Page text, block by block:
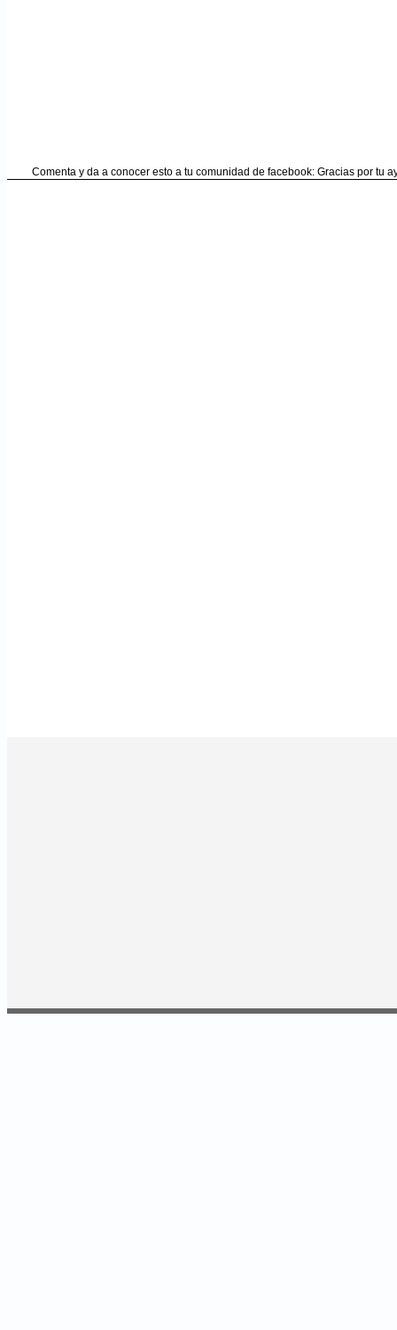
Comenta y da a conocer esto a tu comunidad de facebook: Gracias por tu